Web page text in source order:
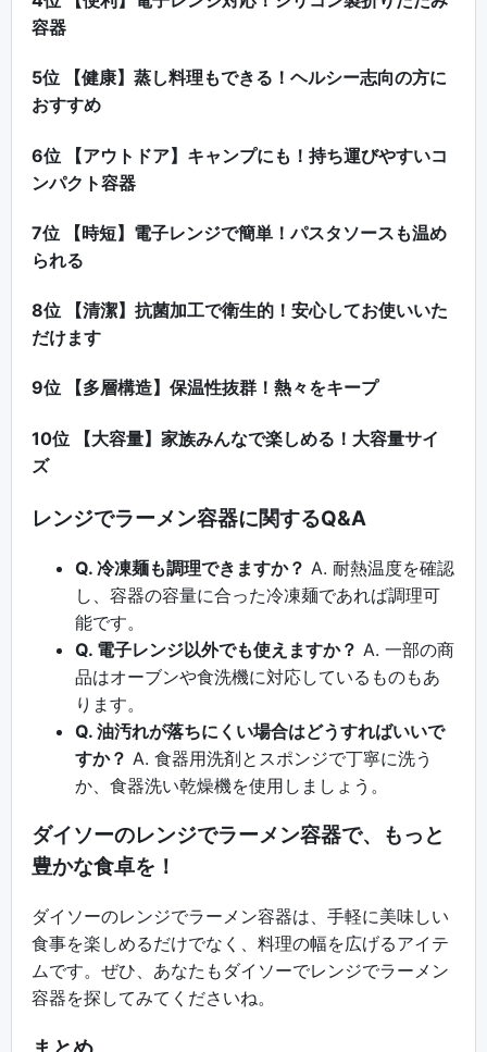
容器
5位 【健康】蒸し料理もできる！ヘルシー志向の方に
おすすめ
6位 【アウトドア】キャンプにも！持ち運びやすいコ
ンパクト容器
7位 【時短】電子レンジで簡単！パスタソースも温め
られる
8位 【清潔】抗菌加工で衛生的！安心してお使いいた
だけます
9位 【多層構造】保温性抜群！熱々をキープ
10位 【大容量】家族みんなで楽しめる！大容量サイ
ズ
レンジでラーメン容器に関するQ&A
Q. 冷凍麺も調理できますか？ A. 耐熱温度を確認
し、容器の容量に合った冷凍麺であれば調理可
能です。
Q. 電子レンジ以外でも使えますか？ A. 一部の商
品はオーブンや食洗機に対応しているものもあ
ります。
Q. 油汚れが落ちにくい場合はどうすればいいで
すか？ A. 食器用洗剤とスポンジで丁寧に洗う
か、食器洗い乾燥機を使用しましょう。
ダイソーのレンジでラーメン容器で、もっと
豊かな食卓を！
ダイソーのレンジでラーメン容器は、手軽に美味しい
食事を楽しめるだけでなく、料理の幅を広げるアイテ
ムです。ぜひ、あなたもダイソーでレンジでラーメン
容器を探してみてくださいね。